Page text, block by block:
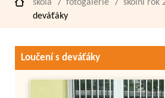
škola fotogalerie školní rok
deváťáky
Loučení s deváťáky